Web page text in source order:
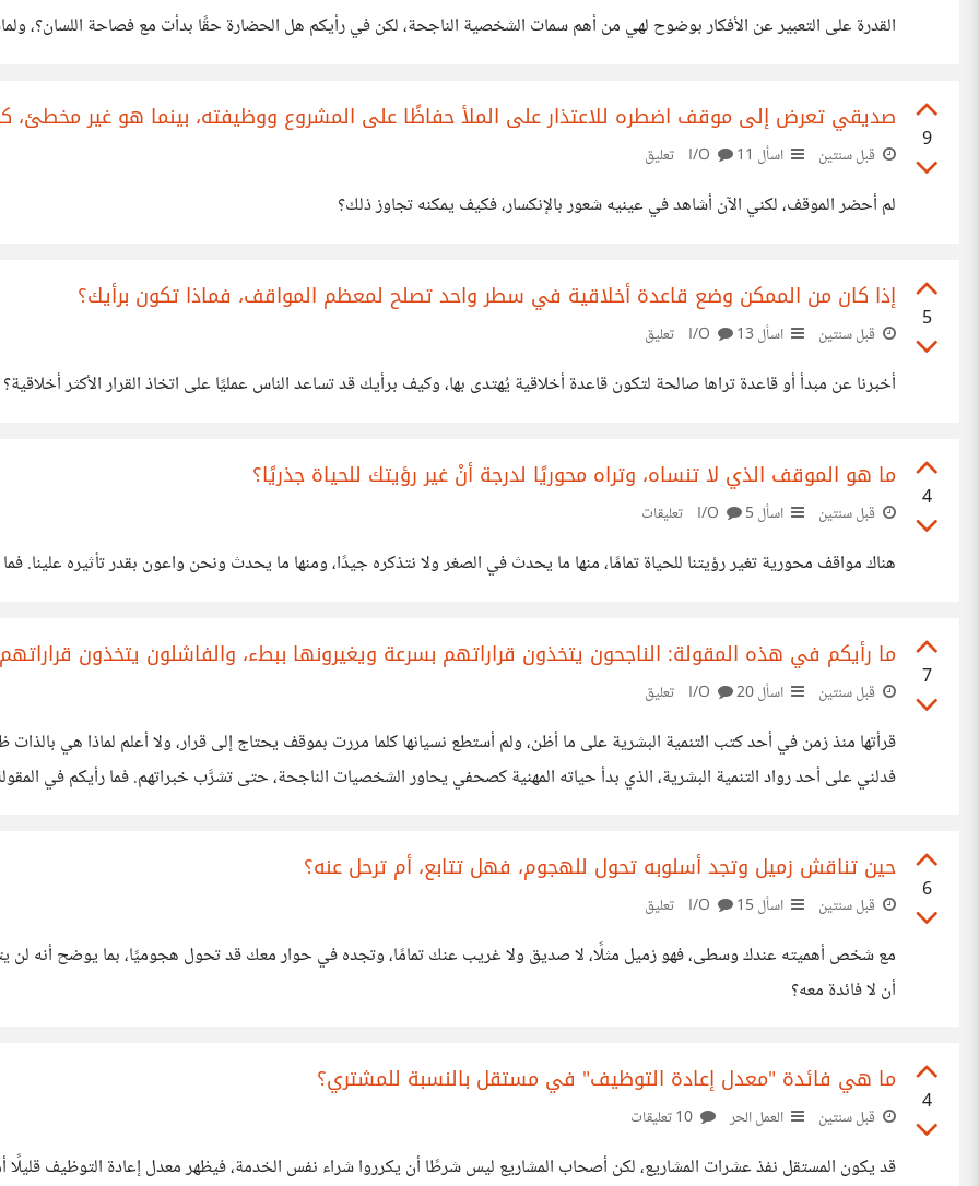
القدرة على التعبير عن الأفكار بوضوح لهي من أهم سمات الشخصية الناجحة، لكن في رأيكم هل الحضارة حقًا بدأت مع فصاحة اللسان؟،
9
صديقي تعرض إلى موقف اضطره للاعتذار على الملأ حفاظًا على المشروع ووظيفته، بينما هو غير مخطئ،
قبل سنتين اسأل I/O 11 تعليق
لم أحضر الموقف، لكني الآن أشاهد في عينيه شعور بالإنكسار، فكيف يمكنه تجاوز ذلك؟
5
إذا كان من الممكن وضع قاعدة أخلاقية في سطر واحد تصلح لمعظم المواقف، فماذا تكون برأيك؟
قبل سنتين اسأل I/O 13 تعليق
أخبرنا عن مبدأ أو قاعدة تراها صالحة لتكون قاعدة أخلاقية يُهتدى بها، وكيف برأيك قد تساعد الناس عمليًا على اتخاذ القرار الأكثر أخلاقية؟
4
ما هو الموقف الذي لا تنساه، وتراه محوريًا لدرجة أنْ غير رؤيتك للحياة جذريًا؟
قبل سنتين اسأل I/O 5 تعليقات
هناك مواقف محورية تغير رؤيتنا للحياة تمامًا، منها ما يحدث في الصغر ولا نتذكره جيدًا، ومنها ما يحدث ونحن واعون بقدر تأثيره علينا.
7
ما رأيكم في هذه المقولة: الناجحون يتخذون قراراتهم بسرعة ويغيرونها ببطء، والفاشلون يتخذون
قبل سنتين اسأل I/O20 تعليق
فدلني على أحد رواد التنمية البشرية، الذي بدأ حياته المهنية كصحفي يحاور الشخصيات الناجحة، حتى تشرَّب خبراتهم. فما رأيكم في
6
حين تناقش زميل وتجد أسلوبه تحول للهجوم، فهل تتابع، أم ترحل عنه؟
قبل سنتين اسأل I/O 15 تعليق
مع شخص أهميته عندك وسطى، فهو زميل مثلًا، لا صديق ولا غريب عنك تمامًا، وتجده في حوار معك قد تحول هجوميًا، بما يوضح أنه لن
أن لا فائدة معه؟
4
ما هي فائدة "معدل إعادة التوظيف" في مستقل بالنسبة للمشتري؟
قبل سنتين العمل الحر
قد يكون المستقل نفذ عشرات المشاريع، لكن أصحاب المشاريع ليس شرطًا أن يكرروا شراء نفس الخدمة، فيظهر معدل إعادة التوظيف قليلًا